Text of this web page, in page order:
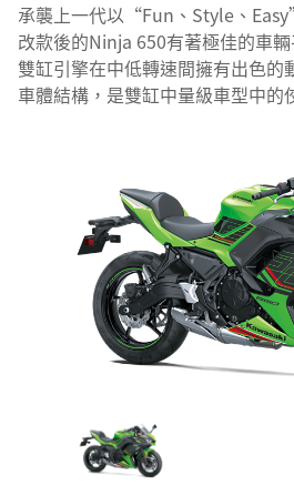
承襲上一代以“Fun、Style、
改款後的Ninja 650有著極佳的車
雙缸引擎在中低轉速間擁有出色的
車體結構，是雙缸中量級車型中的